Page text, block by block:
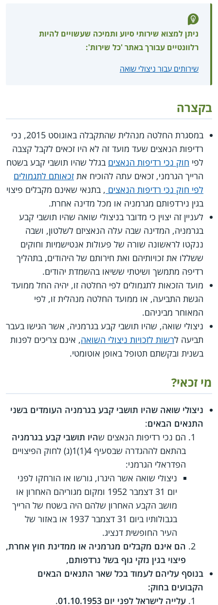
ניתן למצוא שירותי סיוע ותמיכה שעשויים להיות
רלוונטיים עבורך באתר 'כל שירות':
שירותים עבור ניצולי שואה
בקצרה
במסגרת החלטה מנהלית שהתקבלה באוגוסט 2015, נכי
רדיפות הנאצים שעד מועד זה לא היו זכאים לקבל קצבה
לפי חוק נכי רדיפות הנאצים בגלל שהיו תושבי קבע בשטח
הרייך הגרמני, זכאים עתה להוכיח את זכאותם לתגמולים
לפי חוק נכי רדיפות הנאצים , בתנאי שאינם מקבלים פיצוי
בגין נירדפותם מגרמניה או מכל מדינה אחרת.
לעניין זה יצוין כי מדובר בניצולי שואה שהיו תושבי קבע
בגרמניה, המדינה שבה עלה הנאציזם לשלטון, ושבה
ננקטו לראשונה שורה של פעולות אנטישמיות וחוקים
ששללו את זכויותיהם ואת חירותם של היהודים, בתהליך
רדיפה מתמשך ושיטתי ששיאו בהשמדת יהודים.
מועד הזכאות לתגמולים לפי החלטה זו, יהיה החל ממועד
הגשת התביעה, או ממועד החלטה מנהלית זו, לפי
המאוחר מביניהם.
ניצולי שואה, שהיו תושבי קבע בגרמניה, אשר הגישו בעבר
תביעה לרשות לזכויות ניצולי השואה, אינם צריכים לפנות
בשנית ובקשתם תטופל באופן אוטומטי.
מי זכאי?
ניצולי שואה שהיו תושבי קבע בגרמניה העומדים בשני
התנאים הבאים:
הם נכי רדיפות הנאצים שהיו תושבי קבע בגרמניה
בהתאם לההגדרה שבסעיף 4(1)1(ג) לחוק הפיצויים
הפדראלי הגרמני:
ניצולי שואה אשר היגרו, גורשו או הורחקו לפני
יום 31 דצמבר 1952 ומקום מגוריהם האחרון או
מושב הקבע האחרון שלהם היה בשטח של הרייך
בגבולותיו ביום 31 דצמבר 1937 או באזור של
העיר החופשית דנציג.
הם אינם מקבלים מגרמניה או ממדינת חוץ אחרת,
פיצוי בגין נזקי גוף בשל נרדפותם,
בנוסף עליהם לעמוד בכל שאר התנאים הבאים
הקבועים בחוק:
עלייה לישראל לפני יום 01.10.1953
.